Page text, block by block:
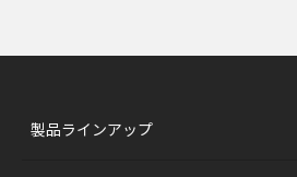
製品ラインアップ